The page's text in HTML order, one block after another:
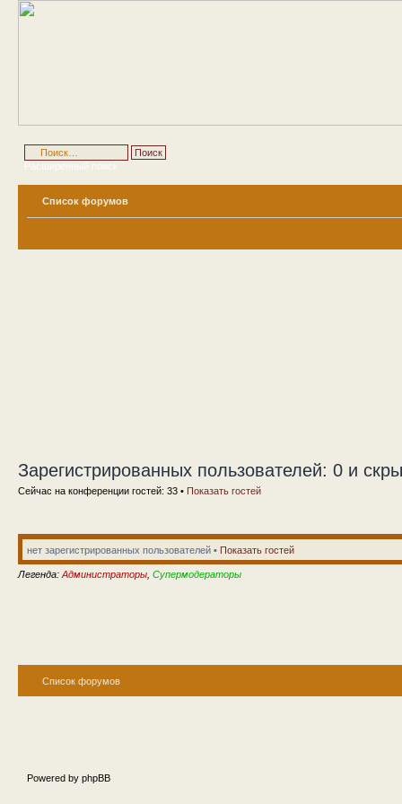
Расширенный поиск
Список форумов
Зарегистрированных пользователей: 0 и
Сейчас на конференции гостей: 33 • Показать гостей
нет зарегистрированных пользователей • Показать гостей
Легенда: Администраторы Супермодераторы
Список форумов
Powered by phpBB